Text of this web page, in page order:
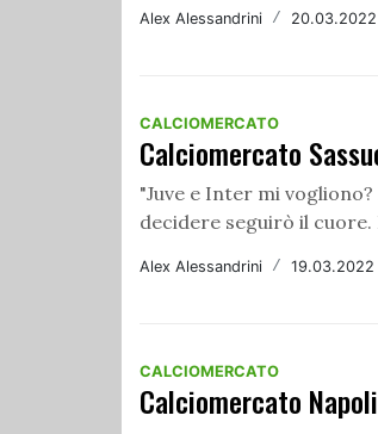
Alex Alessandrini / 20.03.2022
CALCIOMERCATO
Calciomercato
"Juve e Inter mi
decidere seguirò il cuore.
Alex Alessandrini / 19.03.2022
CALCIOMERCATO
Calciomercato